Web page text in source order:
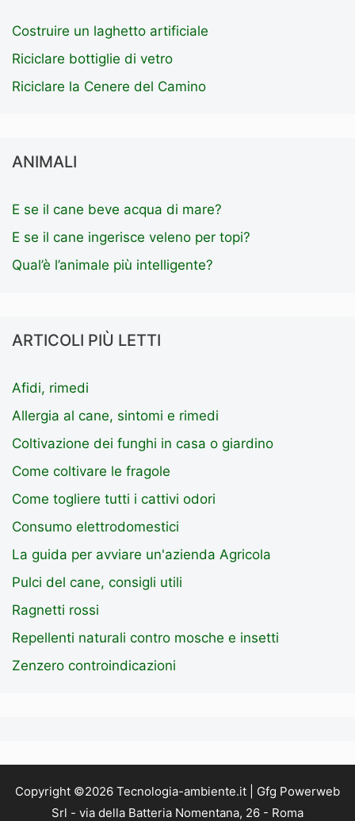
Costruire un laghetto artificiale
Riciclare bottiglie di vetro
Riciclare la Cenere del Camino
ANIMALI
E se il cane beve acqua di mare?
E se il cane ingerisce veleno per topi?
Qual’è l’animale più intelligente?
ARTICOLI PIÙ LETTI
Afidi, rimedi
Allergia al cane, sintomi e rimedi
Coltivazione dei funghi in casa o giardino
Come coltivare le fragole
Come togliere tutti i cattivi odori
Consumo elettrodomestici
La guida per avviare un'azienda Agricola
Pulci del cane, consigli utili
Ragnetti rossi
Repellenti naturali contro mosche e insetti
Zenzero controindicazioni
Copyright ©2026 Tecnologia-ambiente.it | Gfg Powerweb
Srl - via della Batteria Nomentana, 26 - Roma